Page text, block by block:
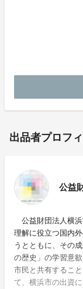
オンラインチ
出品者プロフ
公益
公益財団法人横浜
理解に役立つ国内
うとともに、その
の歴史」の学習意
市民と共有するこ
て、横浜市の出資